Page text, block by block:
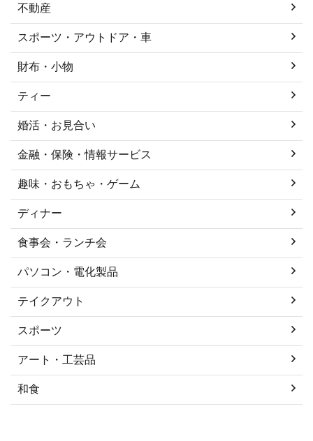
不動産
スポーツ・アウトドア・車
財布・小物
ティー
婚活・お見合い
金融・保険・情報サービス
趣味・おもちゃ・ゲーム
ディナー
食事会・ランチ会
パソコン・電化製品
テイクアウト
スポーツ
アート・工芸品
和食